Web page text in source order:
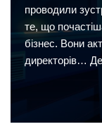
проводили
те, що
бізнес. Вони
директорів…